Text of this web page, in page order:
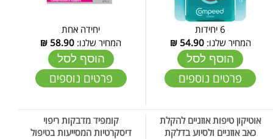
6 יחידות
המחיר שלנו:54.90
₪
הוסף לסל
פרטים נוספים
יחידה אחת
המחיר שלנו: 58.90
₪
הוסף לסל
פרטים נוספים
אוטיקון טיפות אוזניים להקלת
כאב אוזניים ולסיוע בדלקת
קומפיד מדבקות ריפוי
דיסקרטיות המסייעות בטיפול